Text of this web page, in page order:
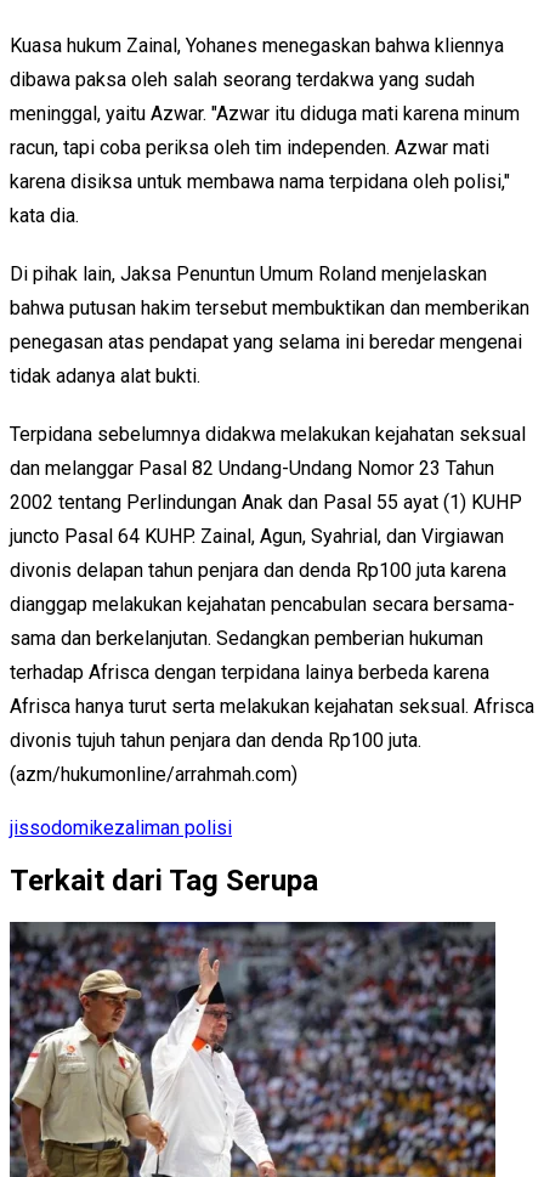
Kuasa hukum Zainal, Yohanes menegaskan bahwa kliennya
dibawa paksa oleh salah seorang terdakwa yang sudah
meninggal, yaitu Azwar. "Azwar itu diduga mati karena minum
racun, tapi coba periksa oleh tim independen. Azwar mati
karena disiksa untuk membawa nama terpidana oleh polisi,"
kata dia.
Di pihak lain, Jaksa Penuntun Umum Roland menjelaskan
bahwa putusan hakim tersebut membuktikan dan memberikan
penegasan atas pendapat yang selama ini beredar mengenai
tidak adanya alat bukti.
Terpidana sebelumnya didakwa melakukan kejahatan seksual
dan melanggar Pasal 82 Undang-Undang Nomor 23 Tahun
2002 tentang Perlindungan Anak dan Pasal 55 ayat (1) KUHP
juncto Pasal 64 KUHP. Zainal, Agun, Syahrial, dan Virgiawan
divonis delapan tahun penjara dan denda Rp100 juta karena
dianggap melakukan kejahatan pencabulan secara bersama-
sama dan berkelanjutan. Sedangkan pemberian hukuman
terhadap Afrisca dengan terpidana lainya berbeda karena
Afrisca hanya turut serta melakukan kejahatan seksual. Afrisca
divonis tujuh tahun penjara dan denda Rp100 juta.
(azm/hukumonline/arrahmah.com)
jissodomikezaliman polisi
Terkait dari Tag Serupa